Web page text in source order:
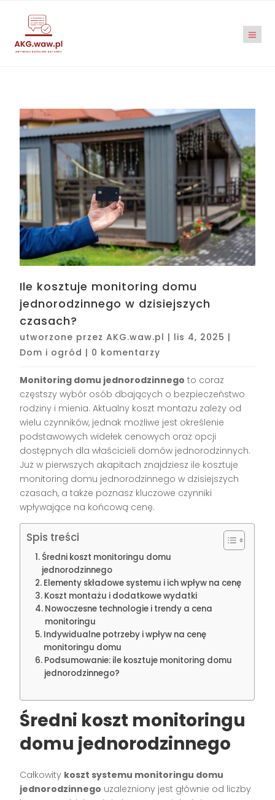
Ile kosztuje monitoring domu
jednorodzinnego w dzisiejszych
czasach?
utworzone przezAKG.waw.pl | lis 4, 2025 |
Dom i ogród | 0 komentarzy
Monitoring domu jednorodzinnego to coraz
częstszy wybór osób dbających o bezpieczeństwo
rodziny i mienia. Aktualny koszt montażu zależy od
wielu czynników, jednak możliwe jest określenie
podstawowych widełek cenowych oraz opcji
dostępnych dla właścicieli domów jednorodzinnych.
Już w pierwszych akapitach znajdziesz ile kosztuje
monitoring domu jednorodzinnego w dzisiejszych
czasach, a także poznasz kluczowe czynniki
wpływające na końcową cenę.
Spis treści
Średni koszt monitoringu domu
jednorodzinnego
Elementy składowe systemu i ich wpływ na cenę
Koszt montażu i dodatkowe wydatki
Nowoczesne technologie i trendy a cena
monitoringu
Indywidualne potrzeby i wpływ na cenę
monitoringu domu
Podsumowanie: ile kosztuje monitoring domu
jednorodzinnego?
Średni koszt monitoringu
domu jednorodzinnego
Całkowity koszt systemu monitoringu domu
jednorodzinnego uzależniony jest głównie od liczby